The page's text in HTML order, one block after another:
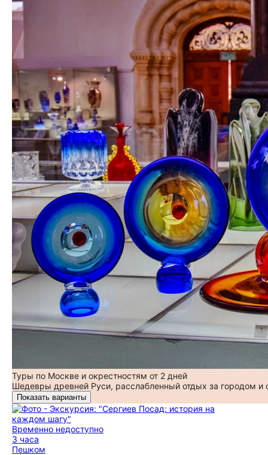
Туры по Москве и окрестностям от 2 дней
Шедевры древней Руси, расслабленный отдых за городом
Показать варианты
Временно недоступно
3 часа
Пешком